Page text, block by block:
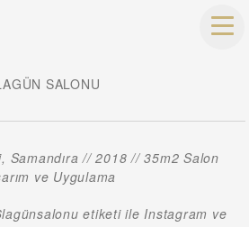
SALONU
Samandıra // 2018 // 35m2 Salon
ve Uygulama
etiketi ile Instagram ve